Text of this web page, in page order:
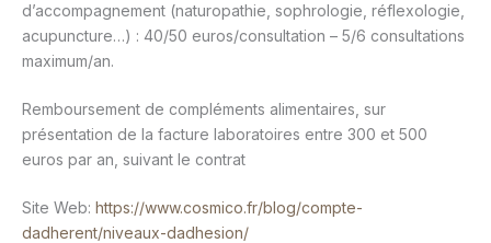
d’accompagnement (naturopathie, sophrologie, réflexologie,
acupuncture…) : 40/50 euros/consultation – 5/6 consultations
maximum/an.
Remboursement de compléments alimentaires, sur
présentation de la facture laboratoires entre 300 et 500
euros par an, suivant le contrat
Site Web: https://www.cosmico.fr/blog/compte-
dadherent/niveaux-dadhesion/